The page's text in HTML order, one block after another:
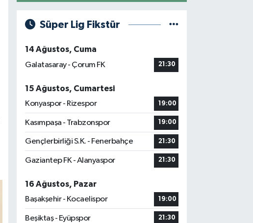
Süper Lig Fikstür
14 Ağustos, Cuma
Galatasaray - Çorum FK
21:30
15 Ağustos, Cumartesi
Konyaspor - Rizespor
19:00
Kasımpaşa - Trabzonspor 19:00
Gençlerbirliği S.K. - Fenerbahçe 21:30
Gaziantep FK - Alanyaspor 21:30
16 Ağustos, Pazar
Başakşehir - Kocaelispor
19:00
Beşiktaş - Eyüpspor 21:30